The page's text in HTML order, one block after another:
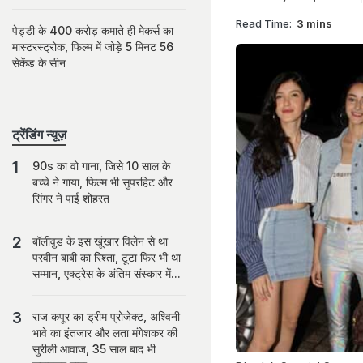
Read Time: 3 mins
पेड्डी के 400 करोड़ कमाते ही मेकर्स का
मास्टरस्ट्रोक, फिल्म में जोड़े 5 मिनट 56
सेकेंड के सीन
ट्रेंडिंग न्यूज़
90s का वो गाना, जिसे 10 साल के
बच्चे ने गाया, फिल्म भी सुपरहिट और
सिंगर ने पाई शोहरत
बॉलीवुड के इस खूंखार विलेन से था
परवीन बाबी का रिश्ता, टूटा फिर भी था
सम्मान, एक्ट्रेस के अंतिम संस्कार में...
राज कपूर का ड्रीम प्रोजेक्ट, अश्विनी
भावे का इंतजार और लता मंगेशकर की
सुरीली आवाज, 35 साल बाद भी